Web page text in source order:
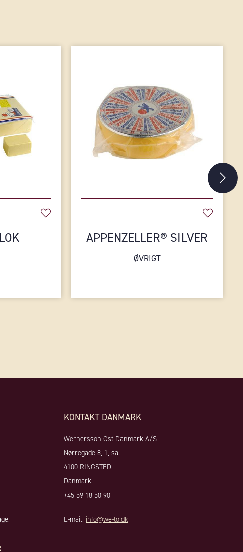
APPENZELLER® SILVER
ØVRIGT
KONTAKT DANMARK
Wernersson Ost Danmark A/S
Nørregade 8, 1, sal
4100 RINGSTED
Danmark
+45 59 18 50 90
E-mail: info@we-to.dk